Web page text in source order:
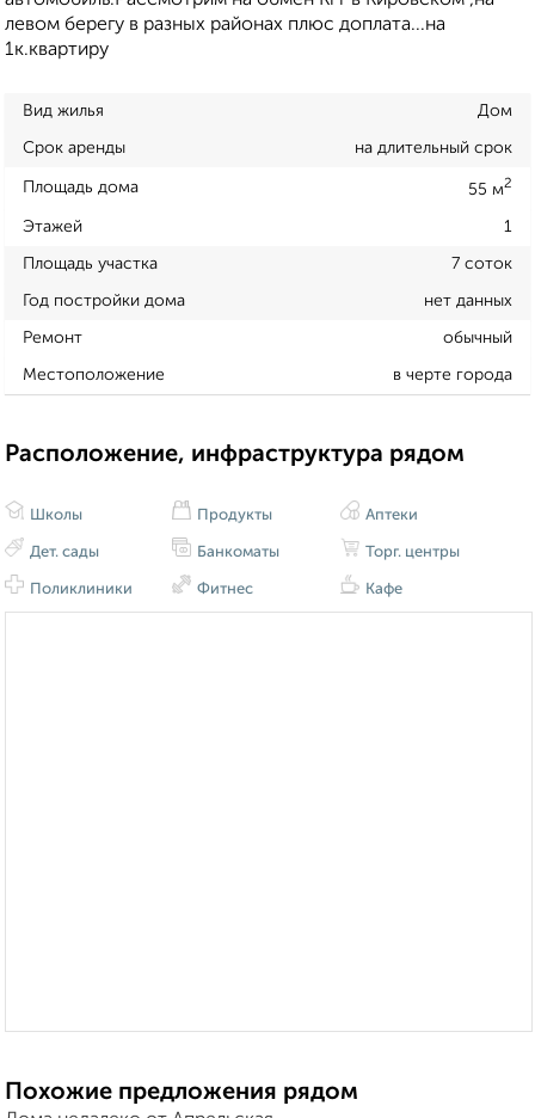
левом берегу в разных районах плюс доплата...на
1к.квартиру
Вид жилья Дом
Срок аренды на длительный срок
Площадь дома 55 м2
Этажей 1
Площадь участка 7 соток
Год постройки дома нет данных
Ремонт обычный
Местоположение в черте города
Расположение, инфраструктура рядом
Школы
Дет. сады
Поликлиники
Продукты
Банкоматы
Фитнес
Аптеки
Торг. центры
Кафе
Похожие предложения рядом